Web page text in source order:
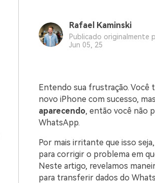
Rafael Kaminski
Publicado originalmente
Jun 05, 25
Entendo sua frustração. Você
novo iPhone com sucesso,
aparecendo, então você não
WhatsApp.
Por mais irritante que isso
para corrigir o problema em
Neste artigo, revelamos
para transferir dados do